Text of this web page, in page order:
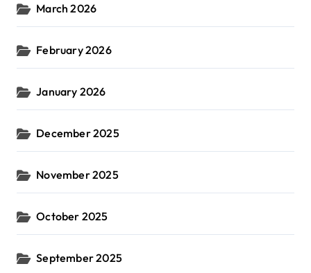
March 2026
February 2026
January 2026
December 2025
November 2025
October 2025
September 2025